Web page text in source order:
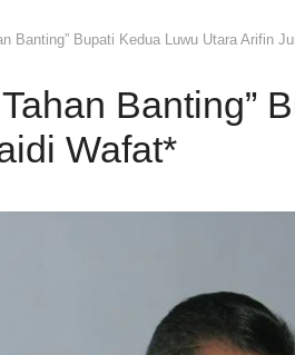
Banting” Bupati Kedua Luwu Utara Arifin
Banting”
Wafat*